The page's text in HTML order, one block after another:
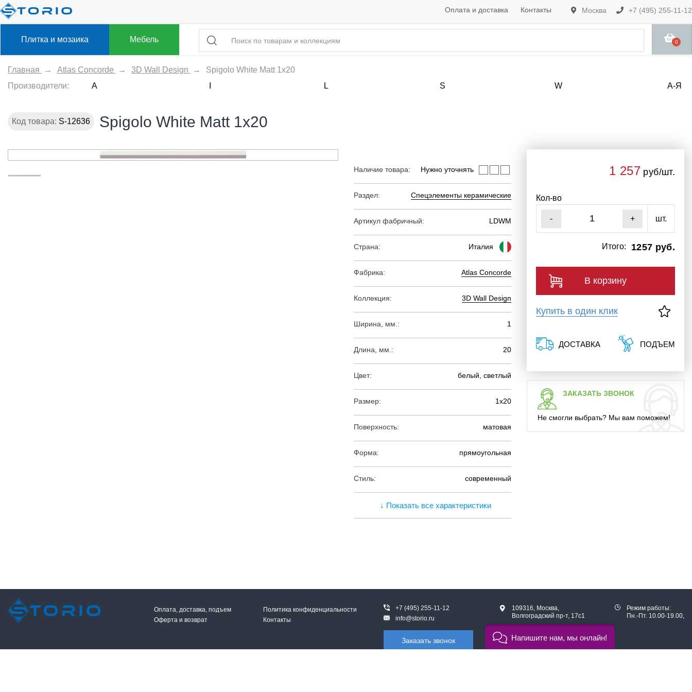
Москва +7 (495) 255-11-12
Оплата и доставка Контакты
Плитка и мозаика Мебель 0
Главная → Atlas Concorde → 3D Wall Design →
Spigolo White Matt 1x20
Производители:
A L S W А-Я
Код товара: S-12636 Spigolo White Matt 1x20
Наличие товара: Нужно уточнять
Раздел: Спецэлементы керамические
Артикул фабричный: LDWM
Страна: Италия
Фабрика: Atlas Concorde
Коллекция: 3D Wall Design
Ширина, мм.: 1
Длина, мм.: 20
Цвет: белый, светлый
Размер: 1х20
Поверхность: матовая
Форма: прямоугольная
Стиль: современный
↓ Показать все характеристики
1 257 руб/шт.
Кол-во
- + шт.
1257 руб.
Итого:
В корзину
Купить в один клик
ДОСТАВКА ПОДЪЕМ
ЗАКАЗАТЬ ЗВОНОК
Не смогли выбрать? Мы вам поможем!
Оплата, доставка, подъем
Оферта и возврат
Политика конфиденциальности
Контакты
+7 (495) 255-11-12
info@storio.ru
Заказать звонок
109316, Москва,
Волгоградский пр-т, 17с1
Схема проезда
Режим работы:
Пн.-Пт. 10.00-19.00,
Напишите нам, мы онлайн!